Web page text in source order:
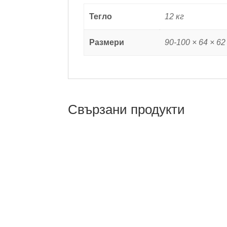
Тегло 12 кг
Размери 90-100 × 64 ×
Свързани продукти